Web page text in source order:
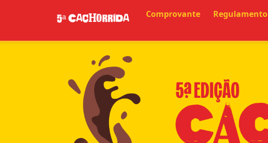
5ª Cachorrida Comprovante Regulamento